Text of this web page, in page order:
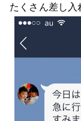
たくさん差し